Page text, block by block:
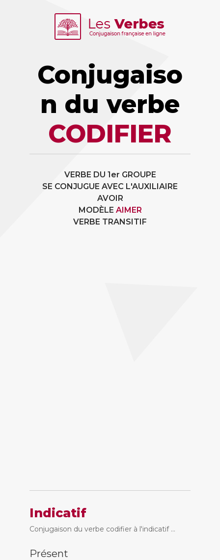
Conjugaiso
n du verbe
CODIFIER
VERBE DU 1er GROUPE
SE CONJUGUE AVEC L'AUXILIAIRE
AVOIR
MODÈLE AIMER
VERBE TRANSITIF
Indicatif
Conjugaison du verbe codifier à l'indicatif ...
Présent